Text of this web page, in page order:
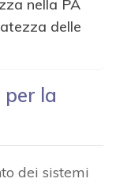
nella PA
delle
per la
dei sistemi